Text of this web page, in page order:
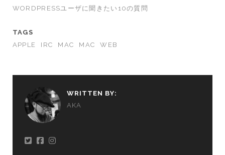
WORDPRESSユーザに聞きたい10の質問
TAGS
APPLE
IRC MAC MAC WEB
WRITTEN BY:
AKA